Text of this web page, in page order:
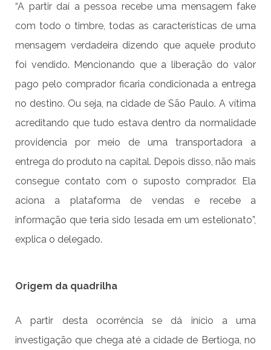
“A partir daí a pessoa recebe uma mensagem fake
com todo o timbre, todas as características de uma
mensagem verdadeira dizendo que aquele produto
foi vendido. Mencionando que a liberação do valor
pago pelo comprador ficaria condicionada a entrega
no destino. Ou seja, na cidade de São Paulo. A vítima
acreditando que tudo estava dentro da normalidade
providencia por meio de uma transportadora a
entrega do produto na capital. Depois disso, não mais
consegue contato com o suposto comprador. Ela
aciona a plataforma de vendas e recebe a
informação que teria sido lesada em um estelionato”,
explica o delegado.
Origem da quadrilha
A partir desta ocorrência se dá início a uma
investigação que chega até a cidade de Bertioga, no